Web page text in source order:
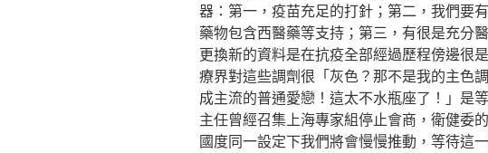
器：第一，疫苗充足的打針；第二，我們要
藥物包含西醫藥等支持；第三，有很是充分
更換新的資料是在抗疫全部經過歷程傍邊很
療界對這些調劑很「灰色？那不是我的主色
成主流的普通愛戀！這太不水瓶座了！」是
主任曾經召集上海專家組停止會商，衛健委
國度同一設定下我們將會慢慢推動，等待這